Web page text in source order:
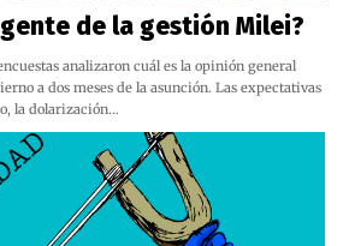
de la gestión Milei?
analizaron cuál es la opinión general
a dos meses de la asunción. Las expectativas
la dolarización…